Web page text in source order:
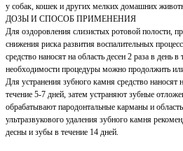
у собак, кошек и других мелких домашних
ДОЗЫ И СПОСОБ ПРИМЕНЕНИЯ
Для оздоровления слизистых ротовой полости,
снижения риска развития воспалительных
средство наносят на область десен 2 раза в день
необходимости процедуры можно продолжить
Для устранения зубного камня средство наносят
течение 5-7 дней, затем устраняют зубные
обрабатывают пародонтальные карманы и
ультразвукового удаления зубного камня
десны и зубы в течение 14 дней.